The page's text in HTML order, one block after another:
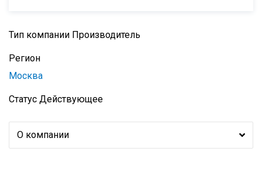
Тип компании Производитель
Регион
Москва
Статус Действующее
О компании